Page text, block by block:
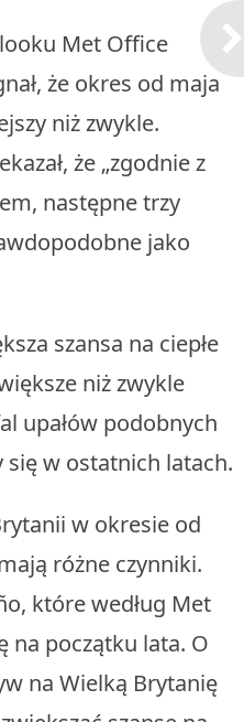
Met Office
że okres od maja
niż zwykle.
że „zgodnie z
następne trzy
jako
szansa na ciepłe
niż zwykle
upałów podobnych
się w ostatnich latach.
w okresie od
różne czynniki.
które według Met
na początku lata. O
na Wielką Brytanię